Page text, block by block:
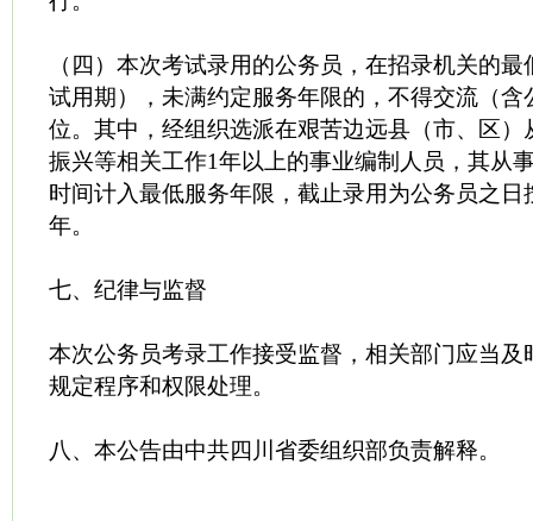
（四）本次考试录用的公务员，在招录机关的
试用期），未满约定服务年限的，不得交流（含
位。其中，经组织选派在艰苦边远县（市、区）
振兴等相关工作1年以上的事业编制人员，其从
时间计入最低服务年限，截止录用为公务员之
年。
七、纪律与监督
本次公务员考录工作接受监督，相关部门应当及
规定程序和权限处理。
八、本公告由中共四川省委组织部负责解释。